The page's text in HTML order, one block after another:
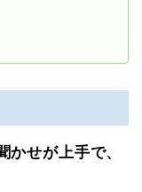
かせが上手で、